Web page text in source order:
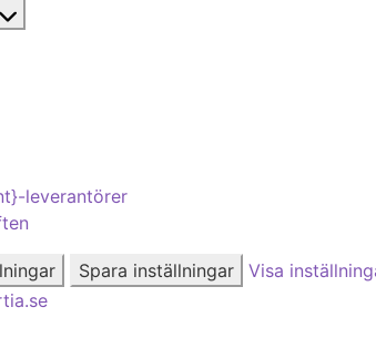
leverantörer
Spara inställningar
Visa